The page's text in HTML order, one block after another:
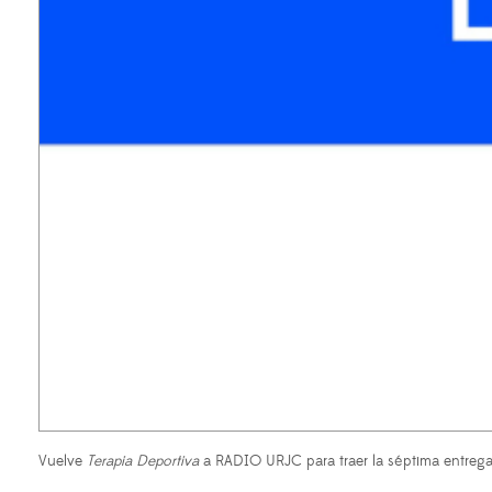
Vuelve Terapia Deportivaa RADIO URJC para traer la séptima